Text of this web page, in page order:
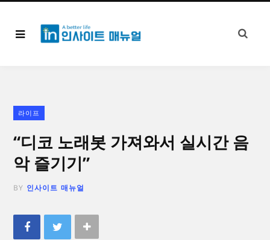
라이프
“디코 노래봇 가져와서 실시간 음
악 즐기기”
BY 인사이트 매뉴얼